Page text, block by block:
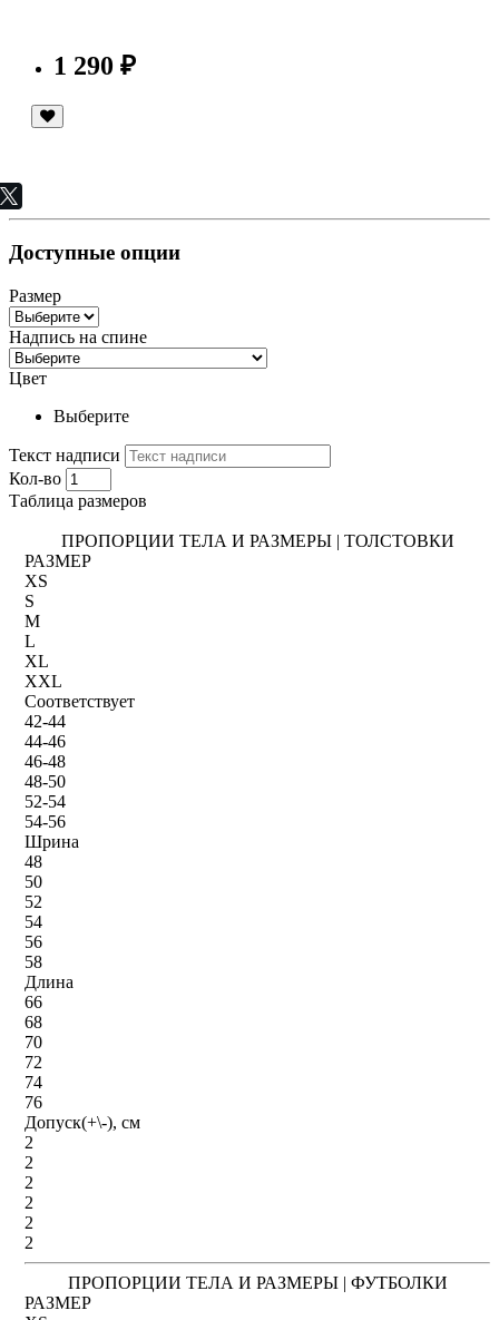
1 290 ₽
Доступные опции
Размер
Надпись на спине
Цвет
Выберите
Текст надписи
Кол-во
Таблица размеров
ПРОПОРЦИИ ТЕЛА И РАЗМЕРЫ | ТОЛСТОВКИ
РАЗМЕР
XS
S
M
L
XL
XXL
Соответствует
42-44
44-46
46-48
48-50
52-54
54-56
Шрина
48
50
52
54
56
58
Длина
66
68
70
72
74
76
Допуск(+\-), см
2
2
2
2
2
2
ПРОПОРЦИИ ТЕЛА И РАЗМЕРЫ | ФУТБОЛКИ
РАЗМЕР